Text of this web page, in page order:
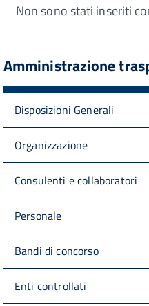
Non sono stati inseriti
Amministrazione
Disposizioni Generali
Organizzazione
Consulenti e collaboratori
Personale
Bandi di concorso
Enti controllati